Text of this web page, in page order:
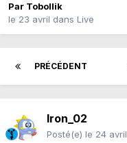
Par Tobollik
le 23 avril dans Live
PRÉCÉDENT
Iron_02
Posté(e) le 24 avril